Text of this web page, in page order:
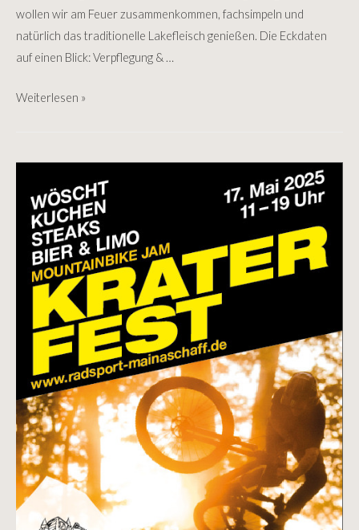
wollen wir am Feuer zusammenkommen, fachsimpeln und
natürlich das traditionelle Lakefleisch genießen. Die Eckdaten
auf einen Blick: Verpflegung & …
Lakefleischessen
Weiterlesen »